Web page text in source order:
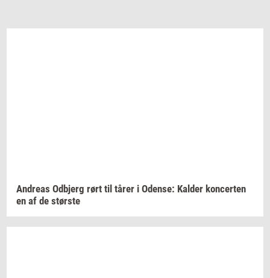
An­dreas Od­b­jerg rørt til tårer i Oden­se: Kal­der kon­cer­ten
en af de stør­ste